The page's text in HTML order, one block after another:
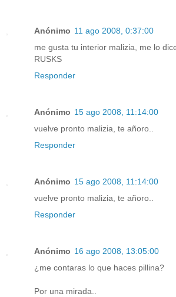
Anónimo 11 ago 2008, 0:37:00
me gusta tu interior malizia, me lo
RUSKS
Responder
Anónimo 15 ago 2008, 11:14:00
vuelve pronto malizia, te añoro..
Responder
Anónimo 15 ago 2008, 11:14:00
vuelve pronto malizia, te añoro..
Responder
Anónimo 16 ago 2008, 13:05:00
¿me contaras lo que haces pillina?
Por una mirada..